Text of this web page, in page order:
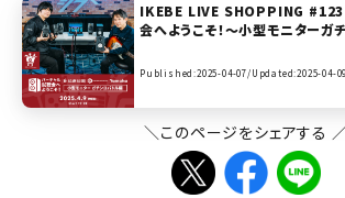
IKEBE LIVE SHOPPING #123
会へようこそ！～小型モニターガ
Published:2025-04-07/Updated:2025-04-09
＼このページをシェアする